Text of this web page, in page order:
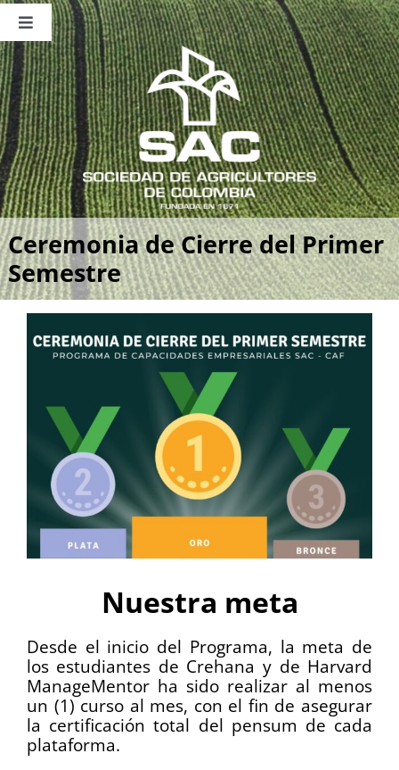
Saltar
contenido
Toggle
Navigation
Nosotros
Publicaciones
Sala de Prensa
Eventos
Ceremonia de Cierre del Primer
Semestre
Nuestra meta
Desde el inicio del Programa, la meta de
los estudiantes de Crehana y de Harvard
ManageMentor ha sido realizar al menos
un (1) curso al mes, con el fin de asegurar
la certificación total del pensum de cada
plataforma.